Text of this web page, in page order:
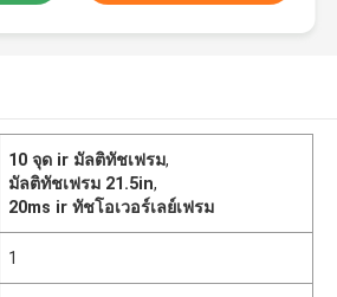
10 จุด ir มัลติทัชเฟรม,
มัลติทัชเฟรม 21.5in,
20ms ir ทัชโอเวอร์เลย์เฟรม
1